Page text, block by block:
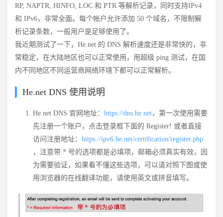
RP, NAPTR, HINFO, LOC 和 PTR 等解析记录，同时支持IPv4
和 IPv6，非常全面。每个帐户允许添加 50 个域名，不限制解
析记录条数，一般用户是足够使用了。
我近期测试了一下，He.net 的 DNS 解析速度还是非常快的，非
常稳定，在大陆地区也可以正常使用，用超级 ping 测试，在国
内不同地区不同运营商网络环境下都可以正常解析。
He.net DNS 使用说明
He.net DNS 官网地址： https://dns.he.net，第一次使用需要
先注册一个账户，点击登录框下面的 Register! 或者直接
访问注册地址： https://ipv6.he.net/certification/register.php
，注意带 * 号的选项都是必填项，邮箱必须真实有效，因
为需要验证，如果看不懂这些选项，可以请对照下图或使
用浏览器的在线翻译功能，请使用英文或拼音填写。